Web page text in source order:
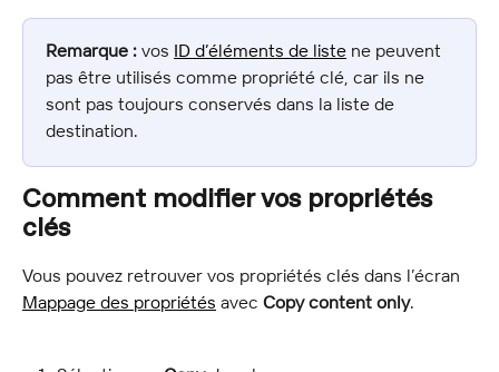
Remarque : vos ID d’éléments de liste ne peuvent
pas être utilisés comme propriété clé, car ils ne
sont pas toujours conservés dans la liste de
destination.
Comment modifier vos propriétés
clés
Vous pouvez retrouver vos propriétés clés dans l’écran
Mappage des propriétés avec Copy content only.